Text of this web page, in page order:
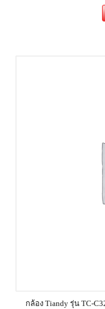
กล้อง Tiandy รุ่น TC-